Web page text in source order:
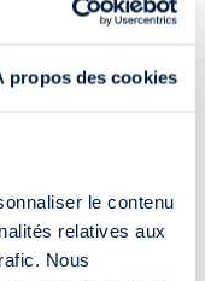
propos des cookies
le contenu
relatives aux
Nous
du territoire
Rennes